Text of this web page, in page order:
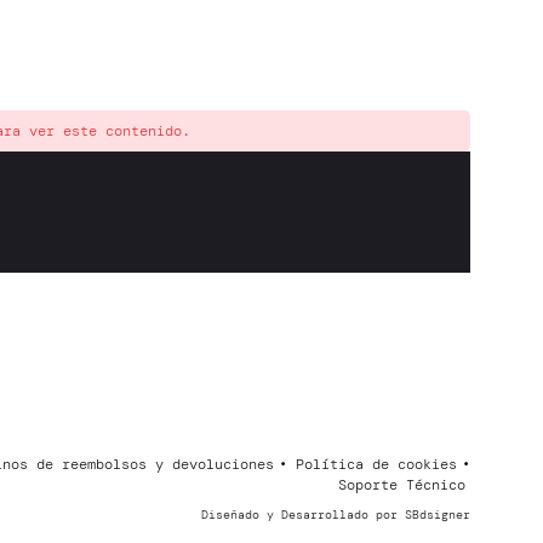
ver este contenido.
de reembolsos y devoluciones
Política de cookies
Soporte Técnico
Diseñado y Desarrollado por SBdsigner